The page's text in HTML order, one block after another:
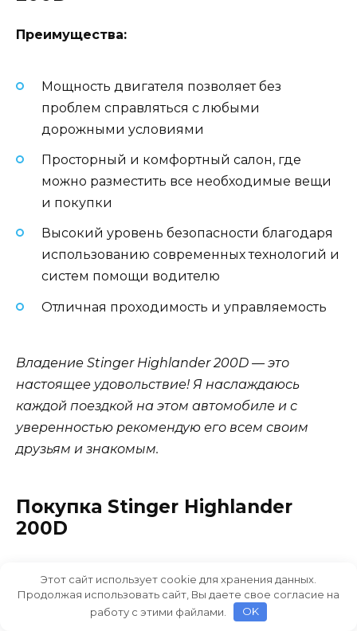
Преимущества:
Мощность двигателя позволяет без
проблем справляться с любыми
дорожными условиями
Просторный и комфортный салон, где
можно разместить все необходимые вещи
и покупки
Высокий уровень безопасности благодаря
использованию современных технологий и
систем помощи водителю
Отличная проходимость и управляемость
Владение Stinger Highlander 200D — это
настоящее удовольствие! Я наслаждаюсь
каждой поездкой на этом автомобиле и с
уверенностью рекомендую его всем своим
друзьям и знакомым.
Покупка Stinger Highlander
200D
Highlander 200D, обратите внимание на
несколько важных моментов.
Этот сайт использует cookie для хранения данных.
Продолжая использовать сайт, Вы даете свое согласие на
работу с этими файлами.
OK